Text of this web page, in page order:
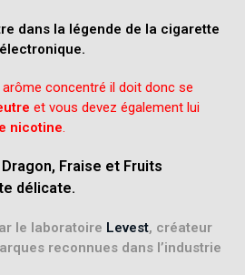
dans la légende de la cigarette
électronique.
concentré il doit donc se
et vous devez également lui
nicotine
Fraise et Fruits
délicate.
le laboratoire Levest, créateur
reconnues dans l’industrie